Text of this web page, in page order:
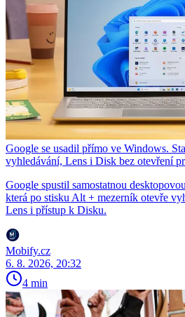
Google se usadil přímo ve Windows.
vyhledávání, Lens i Disk bez otevření
Google spustil samostatnou
která po stisku Alt + mezerník otevře
Lens i přístup k Disku.
Mobify.cz
6. 8. 2026, 20:32
4 min